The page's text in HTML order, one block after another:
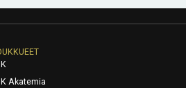
Akatemia